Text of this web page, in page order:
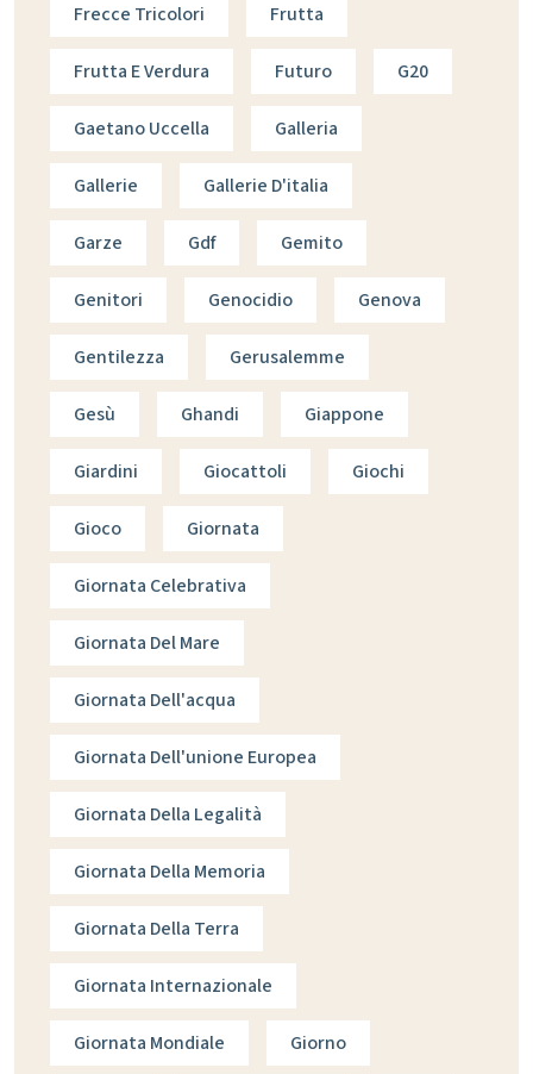
Frecce Tricolori Frutta
Frutta E Verdura Futuro G20
Gaetano Uccella Galleria
Gallerie Gallerie D'italia
Garze Gdf Gemito
Genitori Genocidio Genova
Gentilezza Gerusalemme
Gesù Ghandi Giappone
Giardini Giocattoli Giochi
Gioco Giornata
Giornata Celebrativa
Giornata Del Mare
Giornata Dell'acqua
Giornata Dell'unione Europea
Giornata Della Legalità
Giornata Della Memoria
Giornata Della Terra
Giornata Internazionale
Giornata Mondiale Giorno